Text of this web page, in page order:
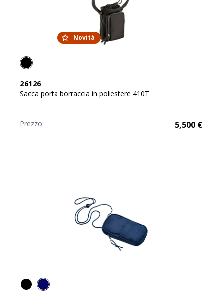
Novità
26126
Sacca porta borraccia in poliestere 410T
Prezzo: 5,500 €